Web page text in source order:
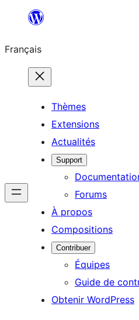
contenu
Français
Thèmes
Extensions
Actualités
Support
Forums
À propos
Compositions
Contribuer
Équipes
Guide de
Obtenir WordPress